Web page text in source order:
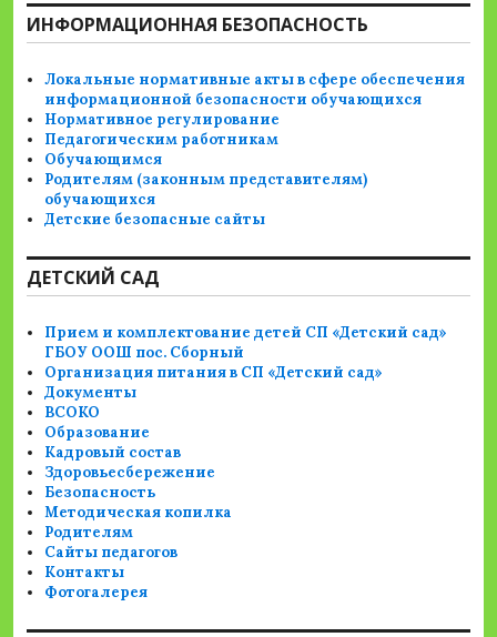
ИНФОРМАЦИОННАЯ БЕЗОПАСНОСТЬ
Локальные нормативные акты в сфере обеспечения
информационной безопасности обучающихся
Нормативное регулирование
Педагогическим работникам
Обучающимся
Родителям (законным представителям)
обучающихся
Детские безопасные сайты
ДЕТСКИЙ САД
Прием и комплектование детей СП «Детский сад»
ГБОУ ООШ пос. Сборный
Организация питания в СП «Детский сад»
Документы
ВСОКО
Образование
Кадровый состав
Здоровьесбережение
Безопасность
Методическая копилка
Родителям
Сайты педагогов
Контакты
Фотогалерея